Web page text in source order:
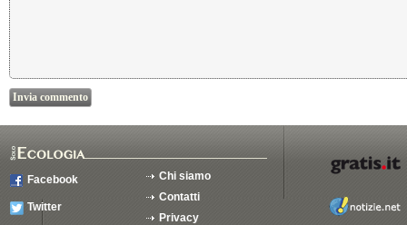
Facebook
Twitter
Chi siamo
Contatti
Privacy